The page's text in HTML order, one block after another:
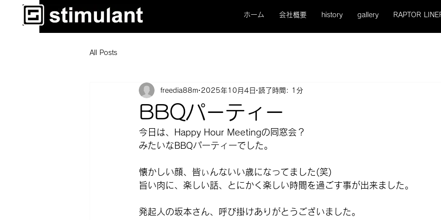
ホーム 会社概要 history gallery RAPTOR
All Posts
BBQパーティー
freedia88m 2025年10月4日 読了時間: 1分
今日は、Happy Hour Meetingの同窓会？
みたいなBBQパーティーでした。
懐かしい顔、皆ぃんないい歳になってました(笑)
旨い肉に、楽しい話、とにかく楽しい時間を過ごす事が出来ました。
発起人の坂本さん、呼び掛けありがとうございました。